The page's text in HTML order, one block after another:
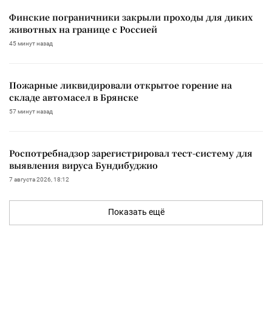
Финские пограничники закрыли проходы для диких
животных на границе с Россией
45 минут назад
Пожарные ликвидировали открытое горение на
складе автомасел в Брянске
57 минут назад
Роспотребнадзор зарегистрировал тест-систему для
выявления вируса Бундибуджио
7 августа 2026, 18:12
Показать ещё